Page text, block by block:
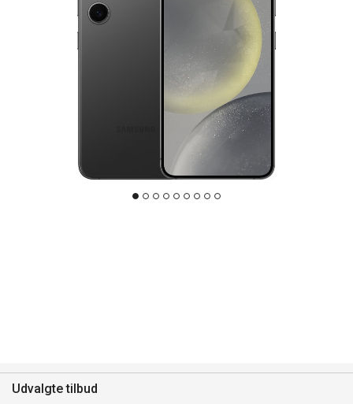
Udvalgte tilbud